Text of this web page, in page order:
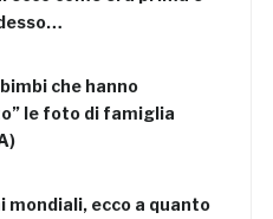
che hanno
le foto di famiglia
mondiali, ecco a quanto